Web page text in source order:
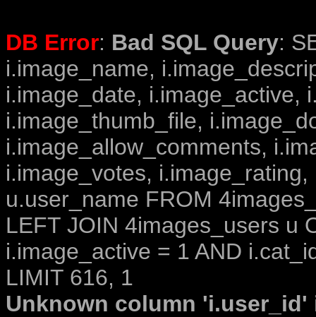
DB Error: Bad SQL Query:
i.image_name,
i.image_date, i.image_active,
i.image_thumb_file,
i.image_allow_comments,
i.image_votes,
u.user_name FROM
LEFT JOIN 4images_users u
i.image_active = 1 AND
LIMIT 616, 1
Unknown column